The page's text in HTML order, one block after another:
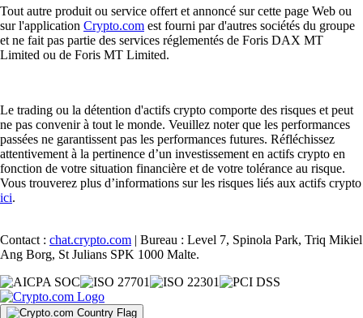
Tout autre produit ou service offert et annoncé sur cette page Web ou
sur l'application Crypto.com est fourni par d'autres sociétés du groupe
et ne fait pas partie des services réglementés de Foris DAX MT
Limited ou de Foris MT Limited.
Le trading ou la détention d'actifs crypto comporte des risques et peut
ne pas convenir à tout le monde. Veuillez noter que les performances
passées ne garantissent pas les performances futures. Réfléchissez
attentivement à la pertinence d’un investissement en actifs crypto en
fonction de votre situation financière et de votre tolérance au risque.
Vous trouverez plus d’informations sur les risques liés aux actifs crypto
ici.
Contact : chat.crypto.com | Bureau : Level 7, Spinola Park, Triq Mikiel
Ang Borg, St Julians SPK 1000 Malte.